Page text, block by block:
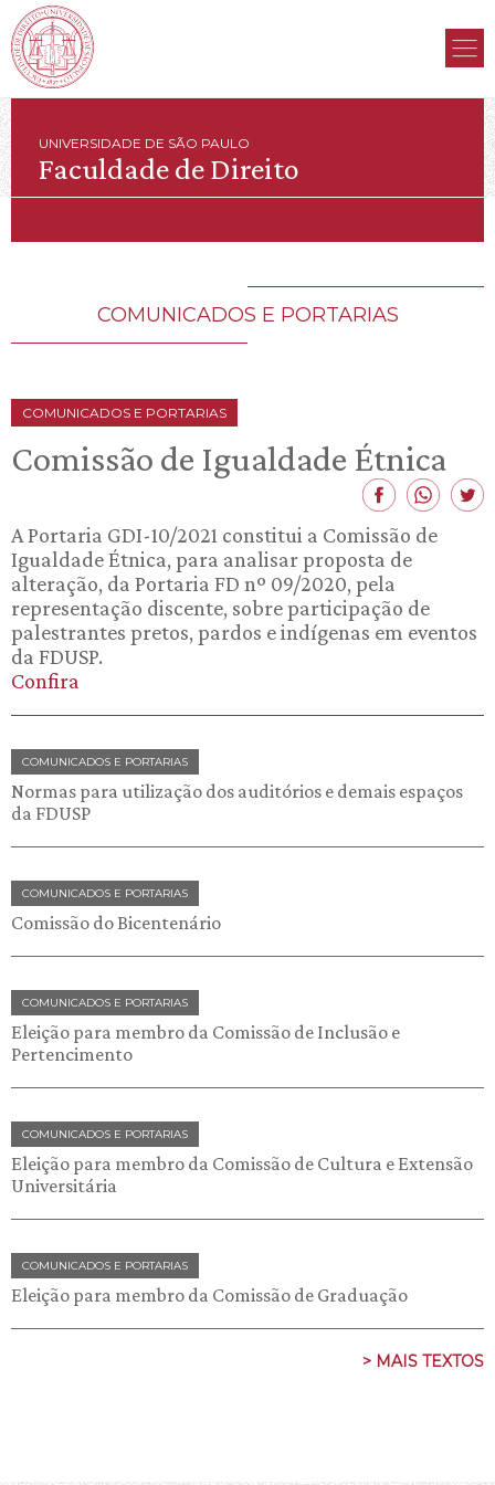
UNIVERSIDADE DE SÃO PAULO
Faculdade de Direito
COMUNICADOS E PORTARIAS
COMUNICADOS E PORTARIAS
Comissão de Igualdade Étnica
A Portaria GDI-10/2021 constitui a Comissão de
Igualdade Étnica, para analisar proposta de
alteração, da Portaria FD nº 09/2020, pela
representação discente, sobre participação de
palestrantes pretos, pardos e indígenas em eventos
da FDUSP.
Confira
COMUNICADOS E PORTARIAS
Normas para utilização dos auditórios e demais espaços
da FDUSP
COMUNICADOS E PORTARIAS
Comissão do Bicentenário
COMUNICADOS E PORTARIAS
Eleição para membro da Comissão de Inclusão e
Pertencimento
COMUNICADOS E PORTARIAS
Eleição para membro da Comissão de Cultura e Extensão
Universitária
COMUNICADOS E PORTARIAS
Eleição para membro da Comissão de Graduação
> MAIS TEXTOS